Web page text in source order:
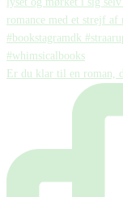
Er du klar til en roman,